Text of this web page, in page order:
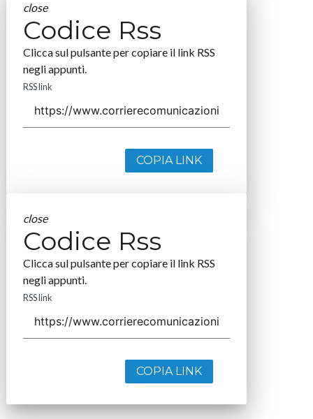
close
Codice Rss
Clicca sul pulsante per copiare il link RSS
negli appunti.
RSS link
COPIA LINK
close
Codice Rss
Clicca sul pulsante per copiare il link RSS
negli appunti.
RSS link
COPIA LINK